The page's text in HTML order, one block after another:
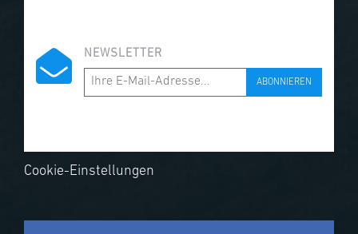
NEWSLETTER
ABONNIEREN
Cookie-Einstellungen